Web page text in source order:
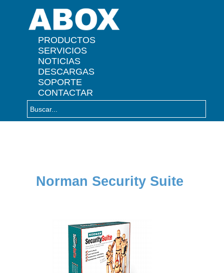
PRODUCTOS
SERVICIOS
NOTICIAS
DESCARGAS
SOPORTE
CONTACTAR
Norman Security Suite